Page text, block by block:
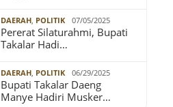
DAERAH, POLITIK 07/05/2025
Pererat Silaturahmi, Bupati
Takalar Hadi…
DAERAH, POLITIK 06/29/2025
Bupati Takalar Daeng
Manye Hadiri Musker…